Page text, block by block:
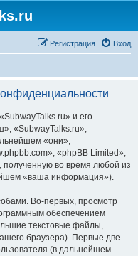
Вход
Регистрация
и его
«SubwayTalks.ru»,
«они»,
«phpBB Limited»,
во время любой из
«ваша информация»).
Во-первых, просмотр
обеспечением
текстовые файлы,
браузера). Первые две
(в дальнейшем